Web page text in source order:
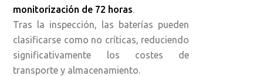
monitorización de 72 horas.
Tras la inspección, las baterías pueden
clasificarse como no críticas, reduciendo
significativamente los costes de
transporte y almacenamiento.